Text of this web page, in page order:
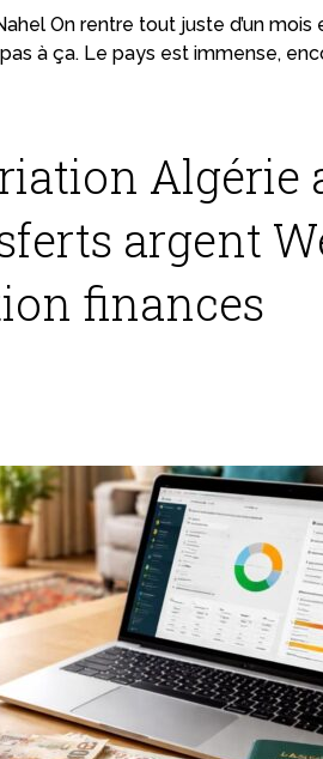
On rentre tout juste d’un mois
à ça. Le pays est immense,
Algérie
argent
finances